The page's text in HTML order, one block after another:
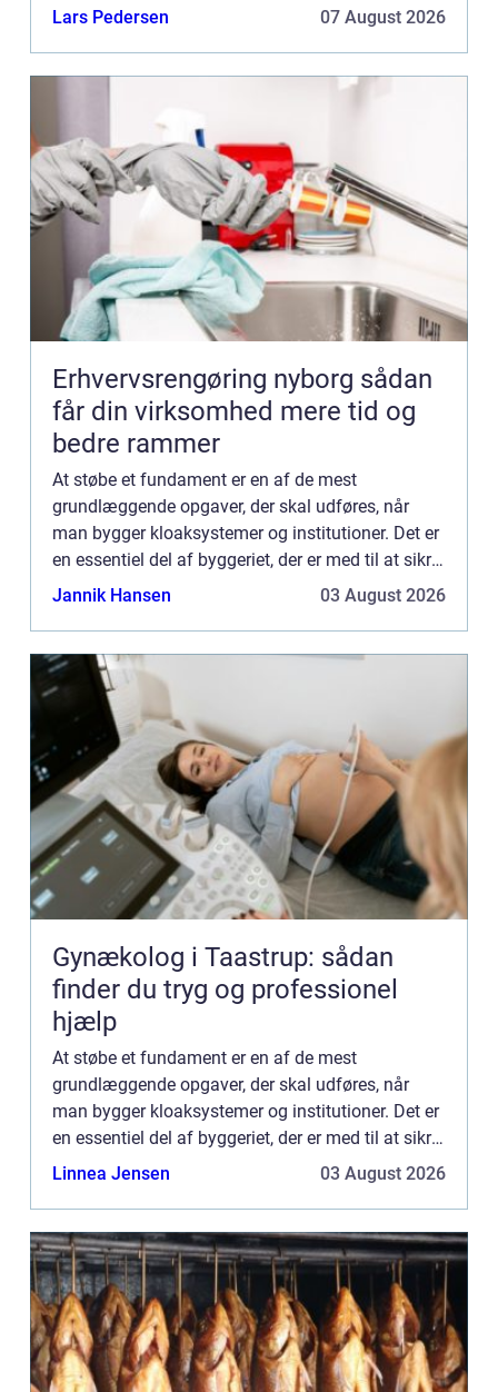
at hele konstruktionen er stabil og holdbar. I denne
Lars Pedersen 07 August 2026
Erhvervsrengøring nyborg sådan
får din virksomhed mere tid og
bedre rammer
At støbe et fundament er en af de mest
grundlæggende opgaver, der skal udføres, når
man bygger kloaksystemer og institutioner. Det er
en essentiel del af byggeriet, der er med til at sikre,
at hele konstruktionen er stabil og holdbar. I denne
Jannik Hansen 03 August 2026
Gynækolog i Taastrup: sådan
finder du tryg og professionel
hjælp
At støbe et fundament er en af de mest
grundlæggende opgaver, der skal udføres, når
man bygger kloaksystemer og institutioner. Det er
en essentiel del af byggeriet, der er med til at sikre,
at hele konstruktionen er stabil og holdbar. I denne
Linnea Jensen 03 August 2026